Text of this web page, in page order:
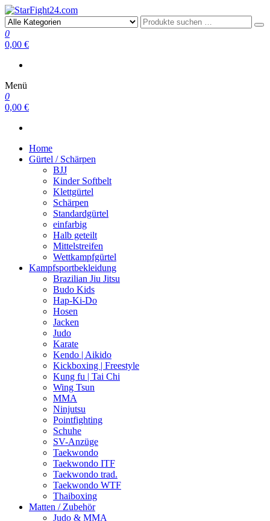
StarFight24.com
Kampfsportartikel
0
0,00 €
Menü
0
0,00 €
Home
Gürtel / Schärpen
BJJ
Kinder Softbelt
Klettgürtel
Schärpen
Standardgürtel
einfarbig
Halb geteilt
Mittelstreifen
Wettkampfgürtel
Kampfsportbekleidung
Brazilian Jiu Jitsu
Budo Kids
Hap-Ki-Do
Hosen
Jacken
Judo
Karate
Kendo | Aikido
Kickboxing | Freestyle
Kung fu | Tai Chi
Wing Tsun
MMA
Ninjutsu
Pointfighting
Schuhe
SV-Anzüge
Taekwondo
Taekwondo ITF
Taekwondo trad.
Taekwondo WTF
Thaiboxing
Matten / Zubehör
Judo & MMA